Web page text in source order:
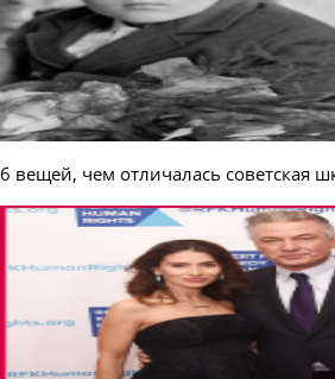
6 вещей, чем отличалась советская